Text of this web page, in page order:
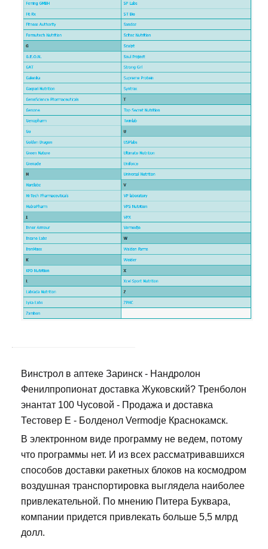
Винстрол в аптеке Заринск - Нандролон
Фенилпропионат доставка Жуковский? Тренболон
энантат 100 Чусовой - Продажа и доставка
Тестовер Е - Болденол Vermodje Краснокамск.
В электронном виде программу не ведем, потому
что программы нет. И из всех рассматривавшихся
способов доставки ракетных блоков на космодром
воздушная транспортировка выглядела наиболее
привлекательной. По мнению Питера Буквара,
компании придется привлекать больше 5,5 млрд
долл.